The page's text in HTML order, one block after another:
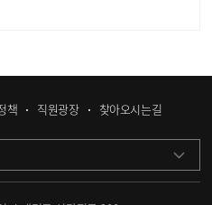
책 직원광장 찾아오시는길